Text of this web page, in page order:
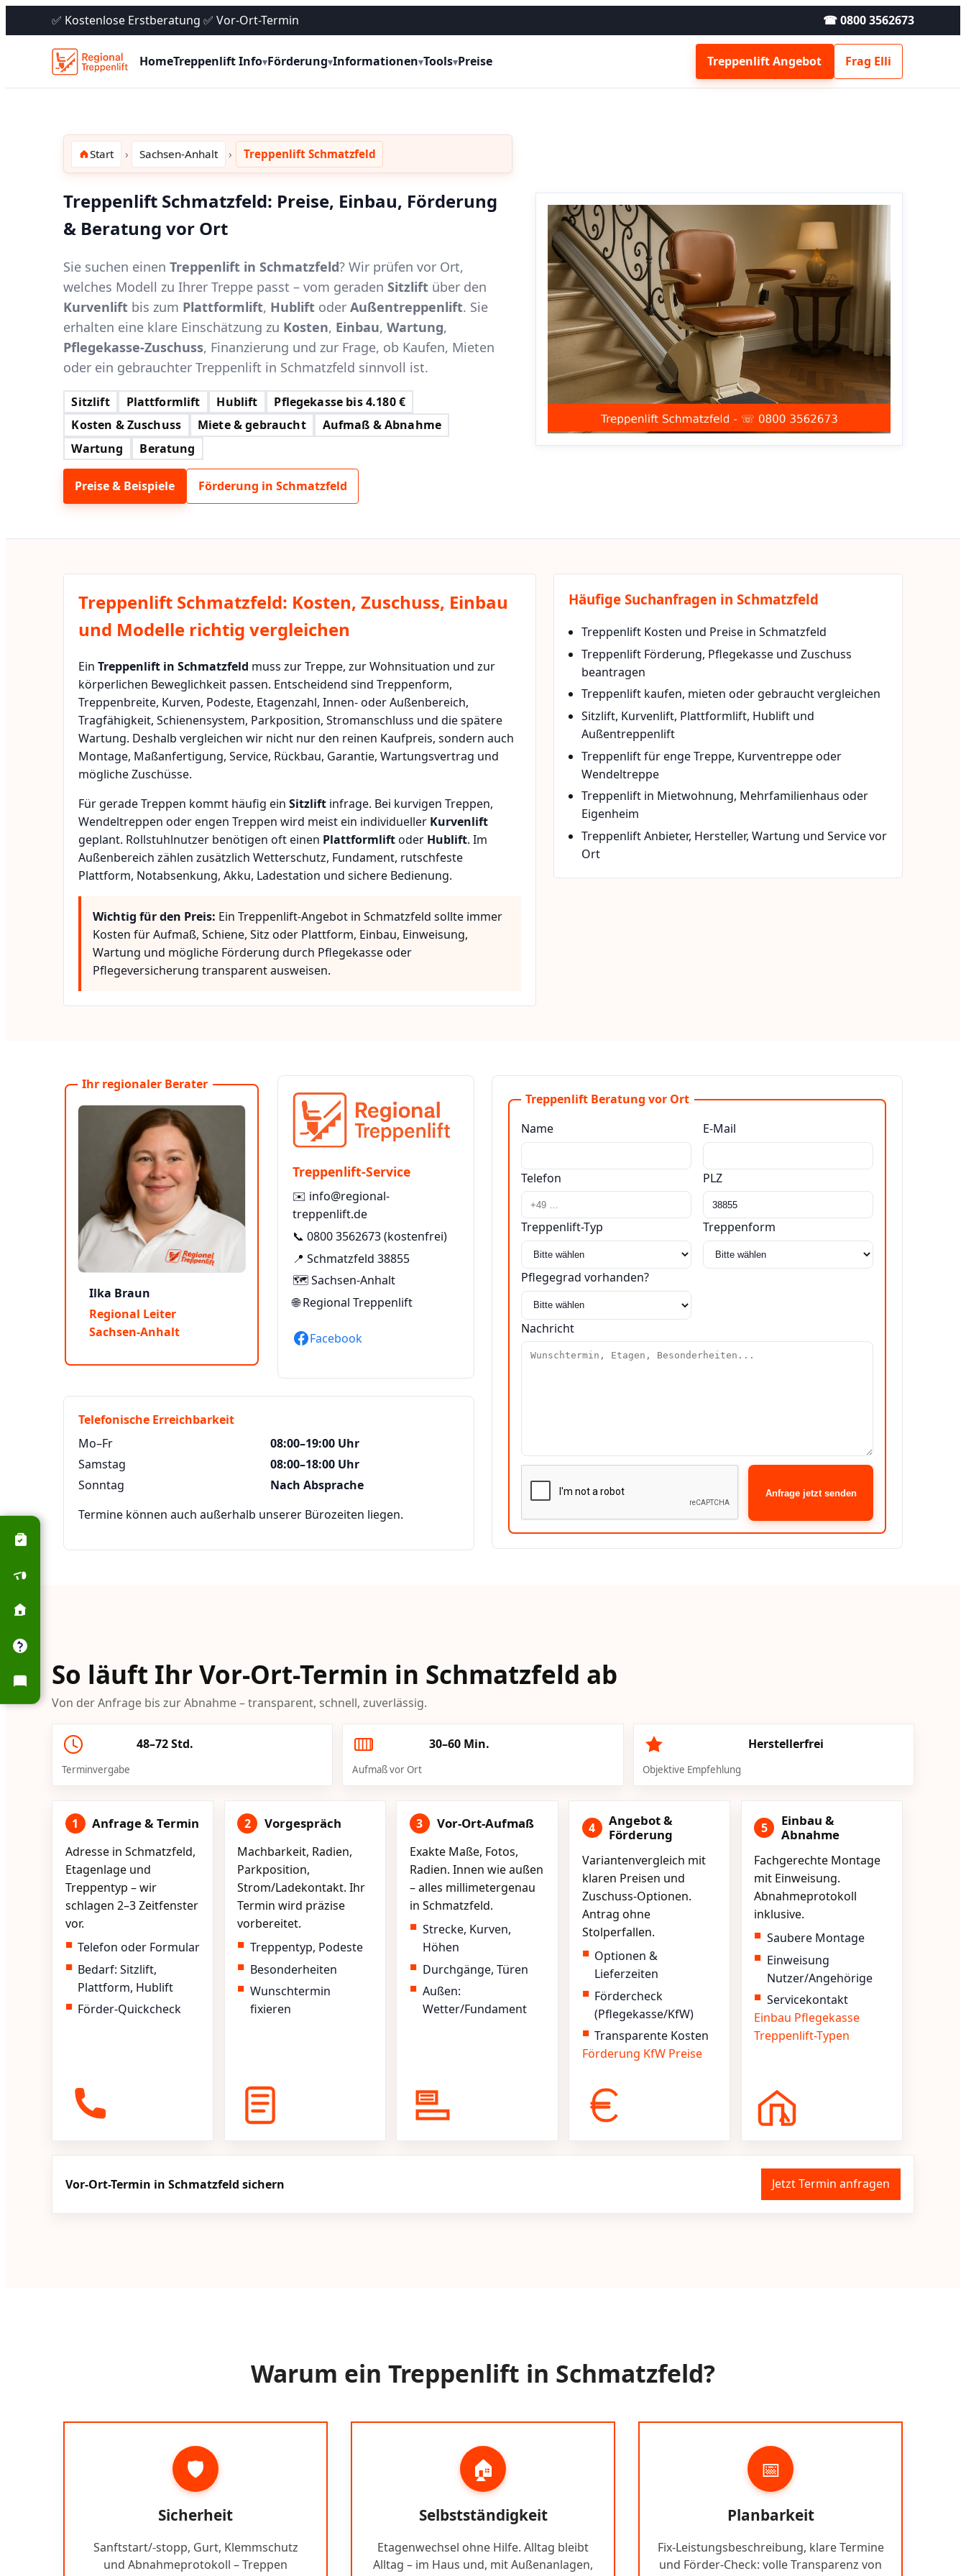
✅ Kostenlose Erstberatung ✅ Vor-Ort-Termin ☎ 0800 3562673
HomeTreppenlift Info▾Förderung▾Informationen▾Tools▾Preise Treppenlift Angebot Frag Elli
Start Sachsen-Anhalt Treppenlift Schmatzfeld
Treppenlift Schmatzfeld: Preise, Einbau, Förderung
& Beratung vor Ort
Sie suchen einen Treppenlift in Schmatzfeld? Wir prüfen vor Ort,
welches Modell zu Ihrer Treppe passt – vom geraden Sitzlift über den
Kurvenlift bis zum Plattformlift, Hublift oder Außentreppenlift. Sie
erhalten eine klare Einschätzung zu Kosten, Einbau, Wartung,
Pflegekasse-Zuschuss, Finanzierung und zur Frage, ob Kaufen, Mieten
oder ein gebrauchter Treppenlift in Schmatzfeld sinnvoll ist.
Sitzlift Plattformlift Hublift
Pflegekasse bis 4.180 €
Kosten & Zuschuss
Miete & gebraucht
Aufmaß & Abnahme
Wartung
Beratung
Preise & Beispiele Förderung in Schmatzfeld
Treppenlift Schmatzfeld: Kosten, Zuschuss, Einbau
und Modelle richtig vergleichen
Ein Treppenlift in Schmatzfeld muss zur Treppe, zur Wohnsituation und zur
körperlichen Beweglichkeit passen. Entscheidend sind Treppenform,
Treppenbreite, Kurven, Podeste, Etagenzahl, Innen- oder Außenbereich,
Tragfähigkeit, Schienensystem, Parkposition, Stromanschluss und die spätere
Wartung. Deshalb vergleichen wir nicht nur den reinen Kaufpreis, sondern auch
Montage, Maßanfertigung, Service, Rückbau, Garantie, Wartungsvertrag und
mögliche Zuschüsse.
Für gerade Treppen kommt häufig ein Sitzlift infrage. Bei kurvigen Treppen,
Wendeltreppen oder engen Treppen wird meist ein individueller Kurvenlift
geplant. Rollstuhlnutzer benötigen oft einen Plattformliftoder Hublift. Im
Außenbereich zählen zusätzlich Wetterschutz, Fundament, rutschfeste
Plattform, Notabsenkung, Akku, Ladestation und sichere Bedienung.
Wichtig für den Preis: Ein Treppenlift-Angebot in Schmatzfeld sollte immer
Kosten für Aufmaß, Schiene, Sitz oder Plattform, Einbau, Einweisung,
Wartung und mögliche Förderung durch Pflegekasse oder
Pflegeversicherung transparent ausweisen.
Häufige Suchanfragen in Schmatzfeld
Treppenlift Kosten und Preise in Schmatzfeld
Treppenlift Förderung, Pflegekasse und Zuschuss
beantragen
Treppenlift kaufen, mieten oder gebraucht vergleichen
Sitzlift, Kurvenlift, Plattformlift, Hublift und
Außentreppenlift
Treppenlift für enge Treppe, Kurventreppe oder
Wendeltreppe
Treppenlift in Mietwohnung, Mehrfamilienhaus oder
Eigenheim
Treppenlift Anbieter, Hersteller, Wartung und Service vor
Ort
Ihr regionaler Berater
Ilka Braun
Regional Leiter
Sachsen-Anhalt
Treppenlift-Service
✉️ info@regional-
treppenlift.de
📞 0800 3562673(kostenfrei)
📍 Schmatzfeld 38855
🗺️ Sachsen-Anhalt
🌐Regional Treppenlift
Facebook
Telefonische Erreichbarkeit
Mo–Fr
08:00–19:00 Uhr
Samstag
08:00–18:00 Uhr
Sonntag
Nach Absprache
Termine können auch außerhalb unserer Bürozeiten liegen.
Treppenlift Beratung vor Ort
Name
E-Mail
Telefon PLZ
Treppenlift-Typ Treppenform
Pflegegrad vorhanden?
Nachricht
Anfrage jetzt senden
So läuft Ihr Vor-Ort-Termin in Schmatzfeld ab
Von der Anfrage bis zur Abnahme – transparent, schnell, zuverlässig.
48–72 Std.
Terminvergabe
30–60 Min.
Aufmaß vor Ort
Herstellerfrei
Objektive Empfehlung
1 Anfrage & Termin
Adresse in Schmatzfeld,
Etagenlage und
Treppentyp – wir
schlagen 2–3 Zeitfenster
vor.
Telefon oder Formular
Bedarf: Sitzlift,
Plattform, Hublift
Förder-Quickcheck
2 Vorgespräch
Machbarkeit, Radien,
Parkposition,
Strom/Ladekontakt. Ihr
Termin wird präzise
vorbereitet.
Treppentyp, Podeste
Besonderheiten
Wunschtermin
fixieren
3 Vor-Ort-Aufmaß
Exakte Maße, Fotos,
Radien. Innen wie außen
– alles millimetergenau
in Schmatzfeld.
Strecke, Kurven,
Höhen
Durchgänge, Türen
Außen:
Wetter/Fundament
4
Angebot &
Förderung
Variantenvergleich mit
klaren Preisen und
Zuschuss-Optionen.
Antrag ohne
Stolperfallen.
Optionen &
Lieferzeiten
Fördercheck
(Pflegekasse/KfW)
Transparente Kosten
Förderung KfW Preise
5
Einbau &
Abnahme
Fachgerechte Montage
mit Einweisung.
Abnahmeprotokoll
inklusive.
Saubere Montage
Einweisung
Nutzer/Angehörige
Servicekontakt
Einbau Pflegekasse
Treppenlift-Typen
Vor-Ort-Termin in Schmatzfeld sichern Jetzt Termin anfragen
Warum ein Treppenlift in Schmatzfeld?
🛡️
Sicherheit
Sanftstart/-stopp, Gurt, Klemmschutz
und Abnahmeprotokoll – Treppen
🏠
Selbstständigkeit
Etagenwechsel ohne Hilfe. Alltag bleibt
Alltag – im Haus und, mit Außenanlagen,
📅
Planbarkeit
Fix-Leistungsbeschreibung, klare Termine
und Förder-Check: volle Transparenz von